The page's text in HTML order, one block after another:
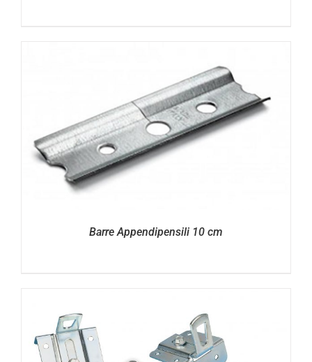
Barre Appendipensili 10 cm